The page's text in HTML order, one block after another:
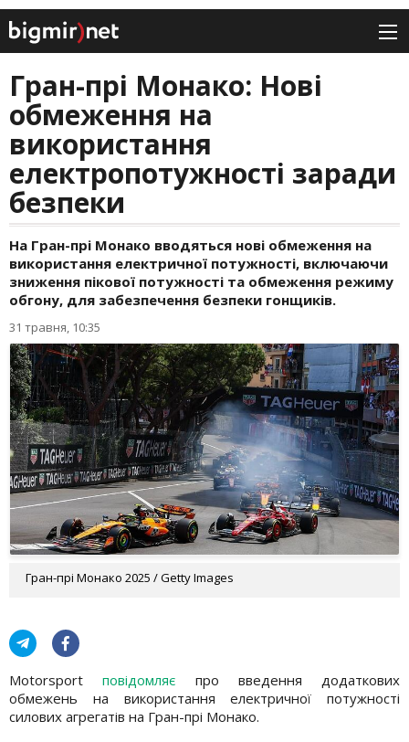
Гран-прі Монако: Нові
обмеження на
використання
електропотужності заради
безпеки
На Гран-прі Монако вводяться нові обмеження на
використання електричної потужності, включаючи
зниження пікової потужності та обмеження режиму
обгону, для забезпечення безпеки гонщиків.
31 травня, 10:35
Гран-прі Монако 2025 / Getty Images
Motorsportповідомляє про введення додаткових
обмежень на використання електричної потужності
силових агрегатів на Гран-прі Монако.